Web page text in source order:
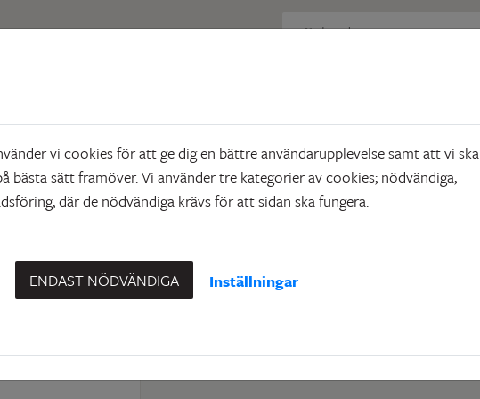
nu
vi cookies för att ge dig en bättre användarupplevelse samt att vi ska
bästa sätt framöver. Vi använder tre kategorier av cookies; nödvändiga,
där de nödvändiga krävs för att sidan ska fungera.
ENDAST NÖDVÄNDIGA Inställningar